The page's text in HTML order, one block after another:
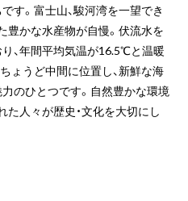
す。富士山、駿河湾を一望でき
豊かな水産物が自慢。伏流水を
、年間平均気温が16.5℃と温暖
ょうど中間に位置し、新鮮な海
のひとつです。自然豊かな環境
た人々が歴史・文化を大切にし